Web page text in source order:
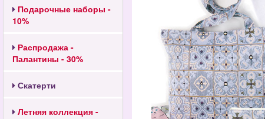
Подарочные наборы -
10%
Распродажа -
Палантины - 30%
Скатерти
Летняя коллекция -